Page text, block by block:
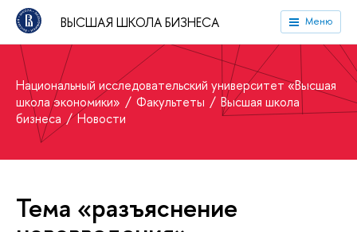
ВЫСШАЯ ШКОЛА БИЗНЕСА Меню
Национальный исследовательский университет «Высшая
школа экономики»
Факультеты
Высшая школа
бизнеса
Новости
Тема «разъяснение